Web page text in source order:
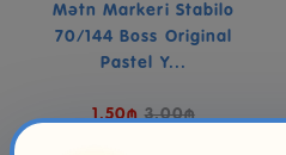
Mətn Markeri Stabilo
70/144 Boss Original
Pastel Y...
1.50₼ 3.00₼